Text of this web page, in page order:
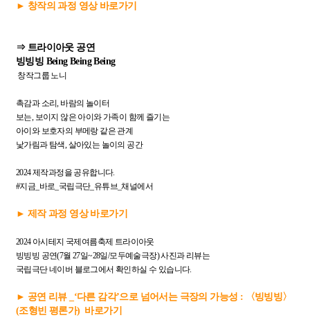
► 창작의 과정 영상 바로가기
⇒ 트라이아웃 공연
빙빙빙 Being Being Being
창작그룹 노니
촉감과 소리, 바람의 놀이터
보는, 보이지 않은 아이와 가족이 함께 즐기는
아이와 보호자의 부메랑 같은 관계
낯가림과 탐색, 살아있는 놀이의 공간
2024 제작과정을 공유합니다.
#지금_바로_국립극단_유튜브_채널에서
► 제작 과정 영상 바로가기
2024 아시테지 국제여름축제 트라이아웃
빙빙빙 공연(7월 27일~28일/모두예술극장) 사진과 리뷰는
국립극단 네이버 블로그에서 확인하실 수 있습니다.
► 공연 리뷰 _‘다른 감각’으로 넘어서는 극장의 가능성 : 〈빙빙빙〉
(조형빈 평론가) 바로가기